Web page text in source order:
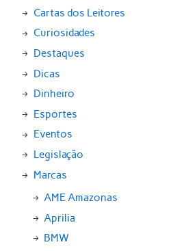
Cartas dos Leitores
Curiosidades
Destaques
Dicas
Dinheiro
Esportes
Eventos
Legislação
Marcas
AME Amazonas
Aprilia
BMW